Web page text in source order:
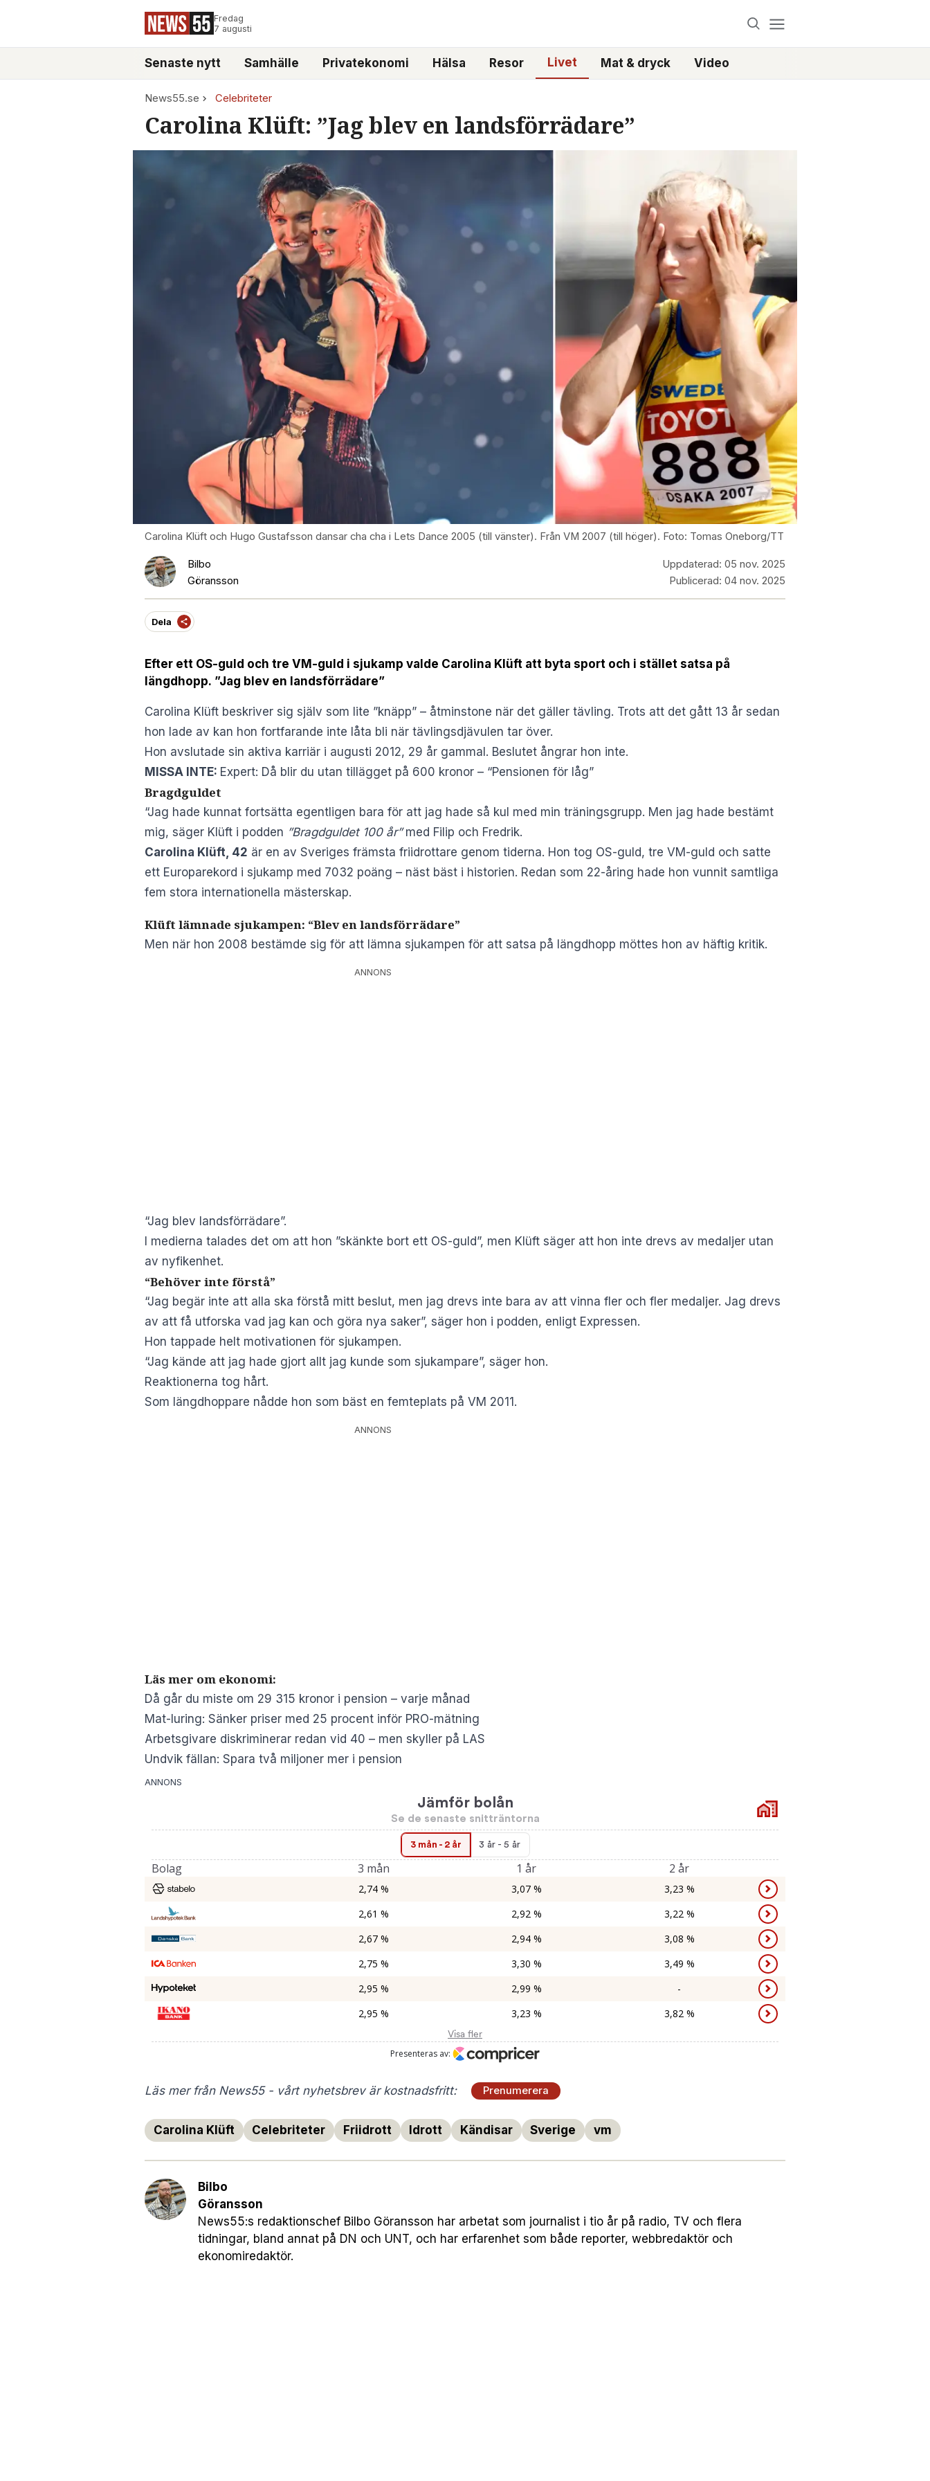
Fredag
7 augusti
Senaste nytt Samhälle Privatekonomi Hälsa Resor Livet Mat & dryck Video
News55.se Celebriteter
Carolina Klüft: ”Jag blev en landsförrädare”
Carolina Klüft och Hugo Gustafsson dansar cha cha i Lets Dance 2005 (till vänster). Från VM 2007 (till höger). Foto: Tomas Oneborg/TT
Bilbo
Göransson
Uppdaterad: 05 nov. 2025
Publicerad: 04 nov. 2025
Dela
Efter ett OS-guld och tre VM-guld i sjukamp valde Carolina Klüft att byta sport och i stället satsa på
längdhopp. ”Jag blev en landsförrädare”
Carolina Klüft beskriver sig själv som lite ”knäpp” – åtminstone när det gäller tävling. Trots att det gått 13 år sedan
hon lade av kan hon fortfarande inte låta bli när tävlingsdjävulen tar över.
Hon avslutade sin aktiva karriär i augusti 2012, 29 år gammal. Beslutet ångrar hon inte.
MISSA INTE: Expert: Då blir du utan tillägget på 600 kronor – “Pensionen för låg”
Bragdguldet
“Jag hade kunnat fortsätta egentligen bara för att jag hade så kul med min träningsgrupp. Men jag hade bestämt
mig, säger Klüft i podden ”Bragdguldet 100 år”med Filip och Fredrik.
Carolina Klüft, 42 är en av Sveriges främsta friidrottare genom tiderna. Hon tog OS-guld, tre VM-guld och satte
ett Europarekord i sjukamp med 7032 poäng – näst bäst i historien. Redan som 22-åring hade hon vunnit samtliga
fem stora internationella mästerskap.
Klüft lämnade sjukampen: “Blev en landsförrädare”
Men när hon 2008 bestämde sig för att lämna sjukampen för att satsa på längdhopp möttes hon av häftig kritik.
ANNONS
“Jag blev landsförrädare”.
I medierna talades det om att hon ”skänkte bort ett OS-guld”, men Klüft säger att hon inte drevs av medaljer utan
av nyfikenhet.
“Behöver inte förstå”
“Jag begär inte att alla ska förstå mitt beslut, men jag drevs inte bara av att vinna fler och fler medaljer. Jag drevs
av att få utforska vad jag kan och göra nya saker”, säger hon i podden, enligt Expressen.
Hon tappade helt motivationen för sjukampen.
“Jag kände att jag hade gjort allt jag kunde som sjukampare”, säger hon.
Reaktionerna tog hårt.
Som längdhoppare nådde hon som bäst en femteplats på VM 2011.
ANNONS
Läs mer om ekonomi:
Då går du miste om 29 315 kronor i pension – varje månad
Mat-luring: Sänker priser med 25 procent inför PRO-mätning
Arbetsgivare diskriminerar redan vid 40 – men skyller på LAS
Undvik fällan: Spara två miljoner mer i pension
ANNONS
Läs mer från News55 - vårt nyhetsbrev är kostnadsfritt: Prenumerera
Carolina Klüft Celebriteter Friidrott Idrott Kändisar Sverige vm
Bilbo
Göransson
News55:s redaktionschef Bilbo Göransson har arbetat som journalist i tio år på radio, TV och flera
tidningar, bland annat på DN och UNT, och har erfarenhet som både reporter, webbredaktör och
ekonomiredaktör.